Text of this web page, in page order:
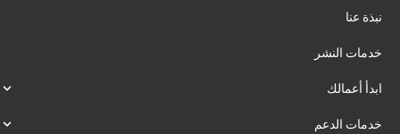
نبذة عنا
خدمات النشر
ابدأ أعمالك
خدمات الدعم